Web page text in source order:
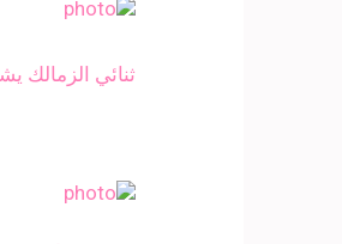
ثنائي الزمالك